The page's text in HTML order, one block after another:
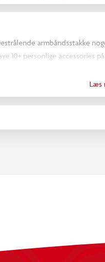
armbåndsstakke
10+ personlige accessories
Heishi-perler er nærmest
hvert design med
tilføje lidt ekstra glimmer.
så du kan lave smykker
Læs